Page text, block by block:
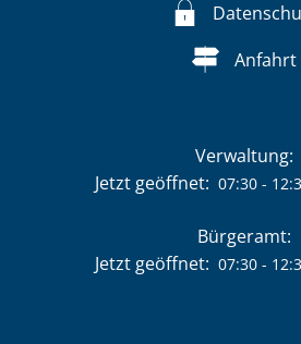
Anfahrt
Verwaltung:
Klicken, um weitere
Jetzt geöffnet: 07:30-
Bürgeramt:
Klicken, um weitere
Jetzt geöffnet: 07:30-